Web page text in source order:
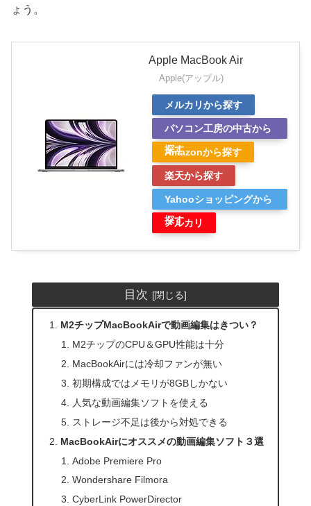
ょう。
Apple MacBook Air
Apple(アップル)
メルカリから探す
パソコン工房の中古から
探す
Amazonから探す
楽天から探す
Yahooショッピングから
探す
メルカリ
目次
M2チップMacBookAirで動画編集はきつい？
M2チップのCPU＆GPU性能は十分
MacBookAirには冷却ファンが無い
初期構成ではメモリが8GBしかない
人気な動画編集ソフトを使える
ストレージ不足は後から対処できる
MacBookAirにオススメの動画編集ソフト３選
Adobe Premiere Pro
Wondershare Filmora
CyberLink PowerDirector